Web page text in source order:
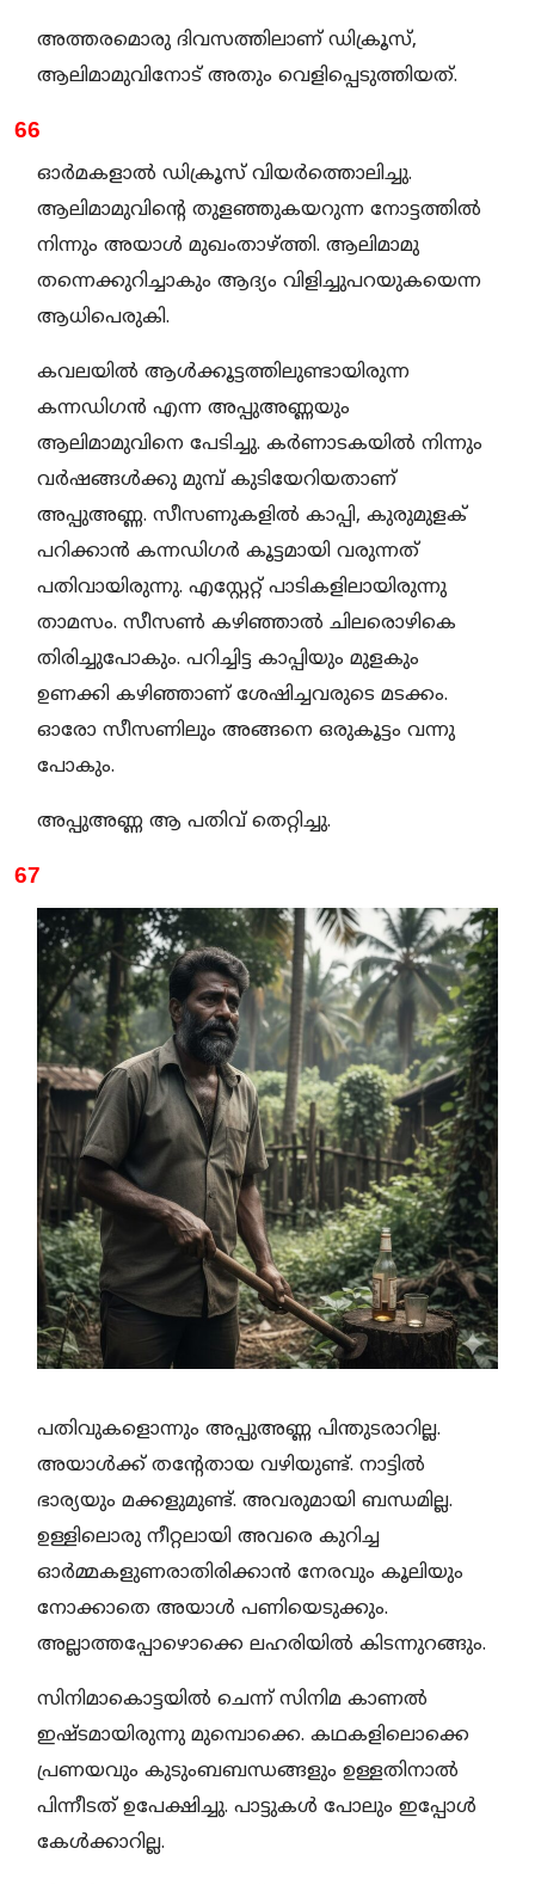
അത്തരമൊരു ദിവസത്തിലാണ് ഡിക്രൂസ്,
ആലിമാമുവിനോട് അതും വെളിപ്പെടുത്തിയത്.
66
ഓർമകളാൽ ഡിക്രൂസ് വിയർത്തൊലിച്ചു.
ആലിമാമുവിന്റെ തുളഞ്ഞുകയറുന്ന നോട്ടത്തിൽ
നിന്നും അയാൾ മുഖംതാഴ്ത്തി. ആലിമാമു
തന്നെക്കുറിച്ചാകും ആദ്യം വിളിച്ചുപറയുകയെന്ന
ആധിപെരുകി.
കവലയിൽ ആൾക്കൂട്ടത്തിലുണ്ടായിരുന്ന
കന്നഡിഗൻ എന്ന അപ്പുഅണ്ണയും
ആലിമാമുവിനെ പേടിച്ചു. കർണാടകയിൽ നിന്നും
വർഷങ്ങൾക്കു മുമ്പ് കുടിയേറിയതാണ്
അപ്പുഅണ്ണ. സീസണുകളിൽ കാപ്പി, കുരുമുളക്
പറിക്കാൻ കന്നഡിഗർ കൂട്ടമായി വരുന്നത്
പതിവായിരുന്നു. എസ്റ്റേറ്റ് പാടികളിലായിരുന്നു
താമസം. സീസൺ കഴിഞ്ഞാൽ ചിലരൊഴികെ
തിരിച്ചുപോകും. പറിച്ചിട്ട കാപ്പിയും മുളകും
ഉണക്കി കഴിഞ്ഞാണ് ശേഷിച്ചവരുടെ മടക്കം.
ഓരോ സീസണിലും അങ്ങനെ ഒരുകൂട്ടം വന്നു
പോകും.
അപ്പുഅണ്ണ ആ പതിവ് തെറ്റിച്ചു.
67
പതിവുകളൊന്നും അപ്പുഅണ്ണ പിന്തുടരാറില്ല.
അയാൾക്ക് തന്റേതായ വഴിയുണ്ട്. നാട്ടിൽ
ഭാര്യയും മക്കളുമുണ്ട്. അവരുമായി ബന്ധമില്ല.
ഉള്ളിലൊരു നീറ്റലായി അവരെ കുറിച്ച
ഓർമ്മകളുണരാതിരിക്കാൻ നേരവും കൂലിയും
നോക്കാതെ അയാൾ പണിയെടുക്കും.
അല്ലാത്തപ്പോഴൊക്കെ ലഹരിയിൽ കിടന്നുറങ്ങും.
സിനിമാകൊട്ടയിൽ ചെന്ന് സിനിമ കാണൽ
ഇഷ്ടമായിരുന്നു മുമ്പൊക്കെ. കഥകളിലൊക്കെ
പ്രണയവും കുടുംബബന്ധങ്ങളും ഉള്ളതിനാൽ
പിന്നീടത് ഉപേക്ഷിച്ചു. പാട്ടുകൾ പോലും ഇപ്പോൾ
കേൾക്കാറില്ല.